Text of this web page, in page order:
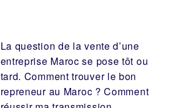
La question de la vente d’une
entreprise Maroc se pose tôt ou
tard. Comment trouver le bon
repreneurau Maroc ? Comment